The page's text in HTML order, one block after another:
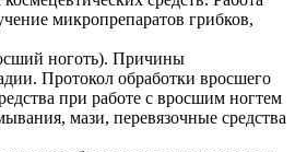
микропрепаратов грибков,
ноготь). Причины
Протокол обработки вросшего
при работе с вросшим ногтем
мази, перевязочные средства